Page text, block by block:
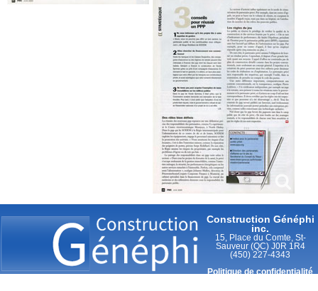
Construction Généphi
inc.
15, Place du Comte, St-
Sauveur (QC) J0R 1R4
(450) 227-4343
Politique de confidentialité